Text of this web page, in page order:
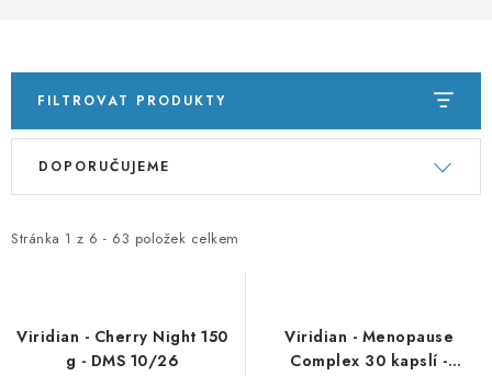
FILTROVAT PRODUKTY
V
i
r
Stránka 1 z 6 - 63 položek celkem
Ř
e
p
DOPORUČUJEME
Viridian - Cherry Night 150
g - DMS 10/26
Viridian - Menopause
Complex 30 kapslí -